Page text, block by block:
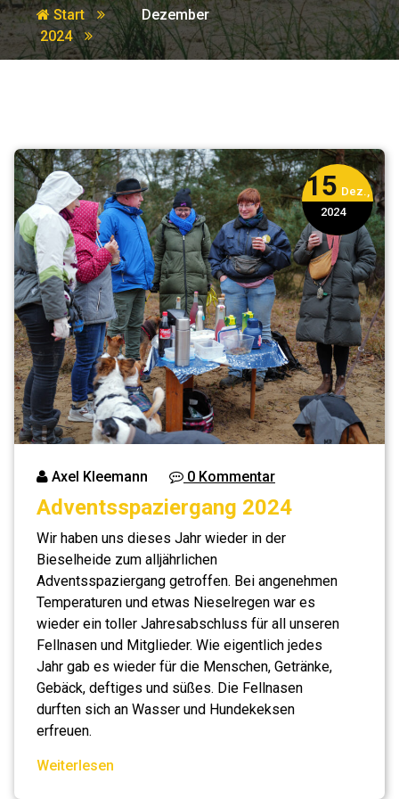
Start
2024
Dezember
15 Dez.,
2024
Axel Kleemann 0 Kommentar
Adventsspaziergang 2024
Wir haben uns dieses Jahr wieder in der
Bieselheide zum alljährlichen
Adventsspaziergang getroffen. Bei angenehmen
Temperaturen und etwas Nieselregen war es
wieder ein toller Jahresabschluss für all unseren
Fellnasen und Mitglieder. Wie eigentlich jedes
Jahr gab es wieder für die Menschen, Getränke,
Gebäck, deftiges und süßes. Die Fellnasen
durften sich an Wasser und Hundekeksen
erfreuen.
Weiterlesen